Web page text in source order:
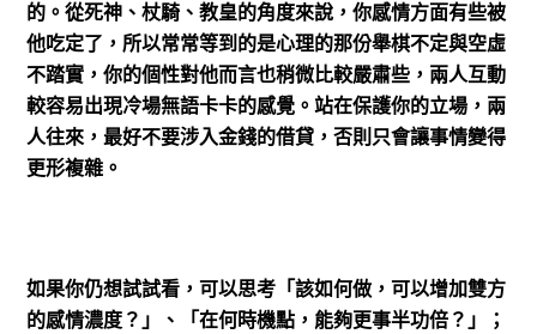
的。從死神、杖騎、教皇的角度來說，你感情方面有些被
他吃定了，所以常常等到的是心理的那份舉棋不定與空虛
不踏實，你的個性對他而言也稍微比較嚴肅些，兩人互動
較容易出現冷場無語卡卡的感覺。站在保護你的立場，兩
人往來，最好不要涉入金錢的借貸，否則只會讓事情變得
更形複雜。
如果你仍想試試看，可以思考「該如何做，可以增加雙方
的感情濃度？」、「在何時機點，能夠更事半功倍？」；